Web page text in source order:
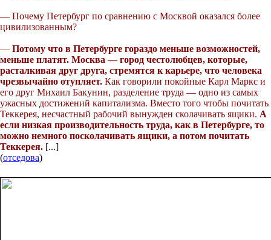
— Почему Петербург по сравнению с Москвой оказался более
цивилизованным?
— Потому что в Петербурге гораздо меньше возможностей,
меньше платят. Москва — город честолюбцев, которые,
расталкивая друг друга, стремятся к карьере, что человека
чрезвычайно отупляет. Как говорили покойные Карл Маркс и
его друг Михаил Бакунин, разделение труда — одно из самых
ужасных достижений капитализма. Вместо того чтобы почитать
Теккерея, несчастный рабочий вынужден сколачивать ящики. А
если низкая производительность труда, как в Петербурге, то
можно немного посколачивать ящики, а потом почитать
Теккерея. [...]
(отседова)